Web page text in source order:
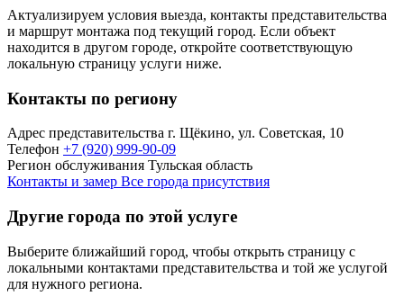
Актуализируем условия выезда, контакты представительства
и маршрут монтажа под текущий город. Если объект
находится в другом городе, откройте соответствующую
локальную страницу услуги ниже.
Контакты по региону
Адрес представительства г. Щёкино, ул. Советская, 10
Телефон +7 (920) 999-90-09
Регион обслуживания Тульская область
Контакты и замер Все города присутствия
Другие города по этой услуге
Выберите ближайший город, чтобы открыть страницу с
локальными контактами представительства и той же услугой
для нужного региона.